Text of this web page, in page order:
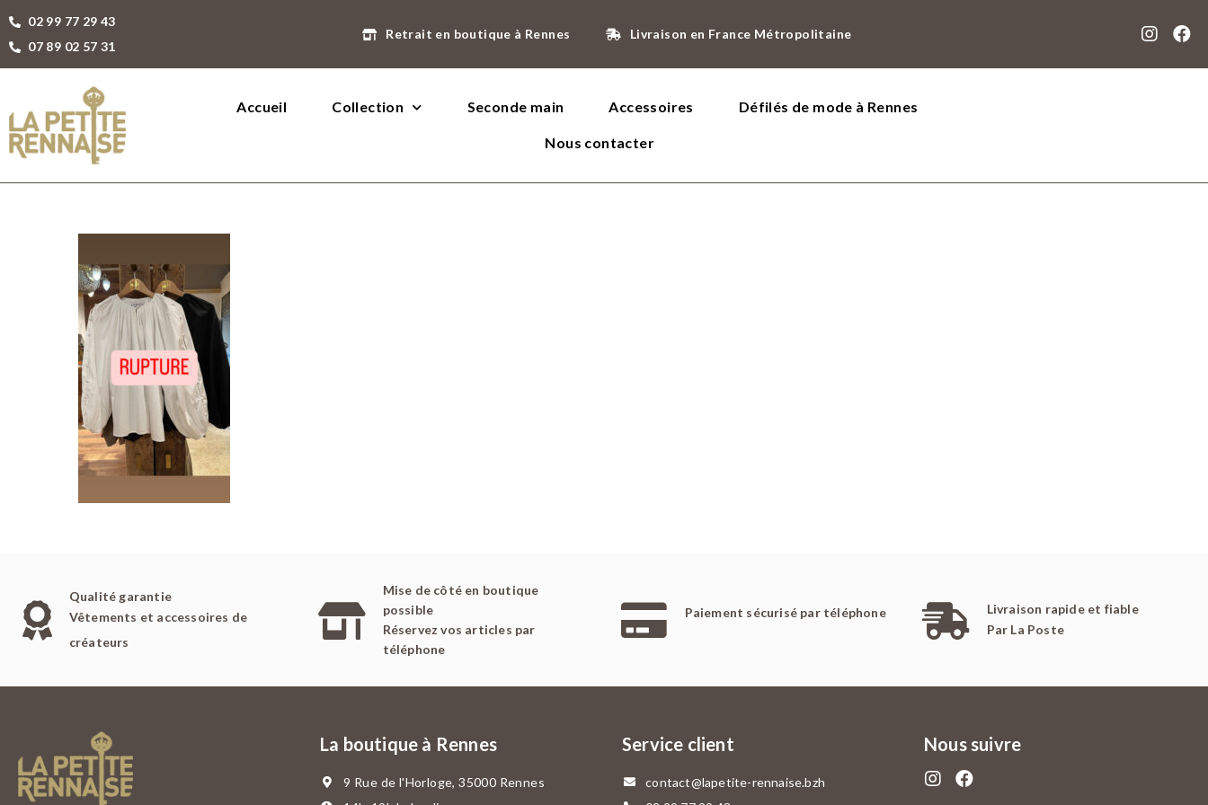
02 99 77 29 43
07 89 02 57 31
Retrait en boutique à Rennes Livraison en France Métropolitaine
Accueil Collection Seconde main Accessoires Défilés de mode à Rennes
Nous contacter
Qualité garantie
Vêtements et accessoires de
créateurs
Mise de côté en boutique
possible
Réservez vos articles par
téléphone
Paiement sécurisé par téléphone
Livraison rapide et fiable
Par La Poste
La boutique à Rennes
9 Rue de l'Horloge, 35000 Rennes
Service client
contact@lapetite-rennaise.bzh
Nous suivre